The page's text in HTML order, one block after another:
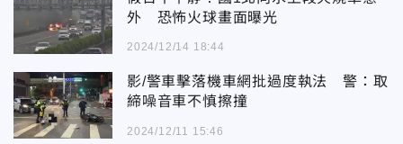
外 恐怖火球畫面曝光
2024/12/14 18:44
影/警車擊落機車網批過度執法 警：取
締噪音車不慎擦撞
2024/12/11 15:46